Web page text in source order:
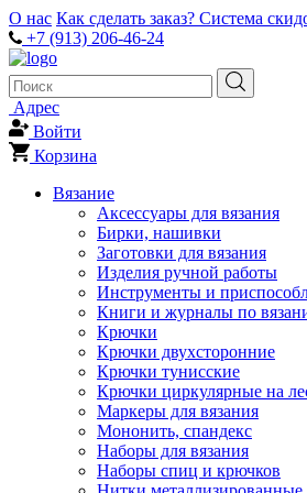
О нас Как сделать заказ? Система
+7 (913) 206-46-24
Адрес
Войти
Корзина
Вязание
Аксессуары для вязания
Бирки, нашивки
Заготовки для вязания
Изделия ручной работы
Инструменты и
Книги и журналы по
Крючки
Крючки двухсторонние
Крючки тунисские
Крючки циркулярные на
Маркеры для вязания
Мононить, спандекс
Наборы для вязания
Наборы спиц и крючков